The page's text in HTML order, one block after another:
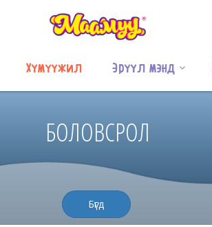
Хүмүүжил Эрүүл мэнд
БОЛОВСРОЛ
Бүгд